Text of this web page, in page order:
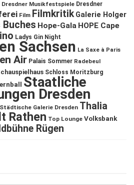
Dresdner Musikfestspiele Dresdner
Film Filmkritik Galerie Holger
Buches Hope-Gala HOPE Cape
Ladys Gin Night
Sachsen La Saxe à Paris
Air Palais Sommer Radebeul
Schloss Moritzburg
Staatliche
Dresden
Städtische Galerie Dresden Thalia
Rathen Top Lounge Volksbank
Rügen